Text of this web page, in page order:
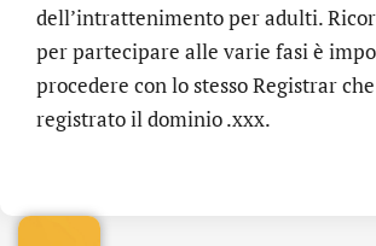
dell’intrattenimento per adulti.
per partecipare alle varie fasi è
procedere con lo stesso Registrar
registrato il dominio .xxx.